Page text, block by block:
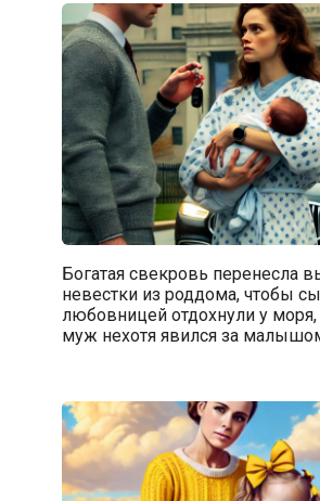
Богатая свекровь перенесла
невестки из роддома, чтобы
любовницей отдохнули у моря,
муж нехотя явился за